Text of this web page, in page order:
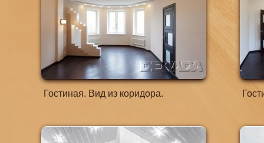
Гостиная. Вид из коридора.